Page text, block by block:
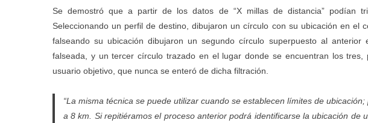
Se demostró que a partir de los datos de “X millas de distancia” podían
Seleccionando un perfil de destino, dibujaron un círculo con su ubicación en el
falseando su ubicación dibujaron un segundo círculo superpuesto al
falseada, y un tercer círculo trazado en el lugar donde se encuentran los tres,
usuario objetivo, que nunca se enteró de dicha filtración.
“La misma técnica se puede utilizar cuando se establecen límites de
a 8 km. Si repitiéramos el proceso anterior podrá identificarse la ubicación de